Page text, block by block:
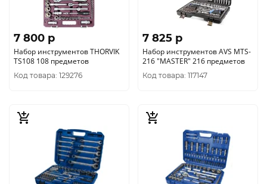
7 800 p
Набор инструментов THORVIK
TS108 108 предметов
Код товара: 129276
7 825 p
Набор инструментов AVS MTS-
216 "MASTER" 216 предметов
Код товара: 117147